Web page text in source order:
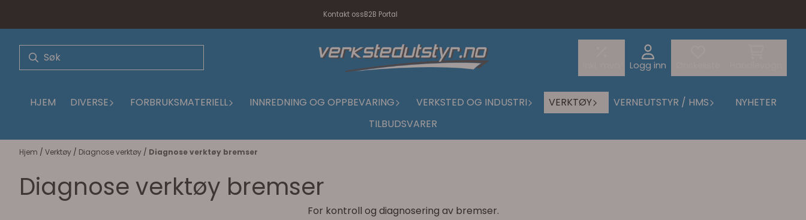
Kontakt ossB2B Portal
Logg inn
HJEM DIVERSE FORBRUKSMATERIELL INNREDNING OG OPPBEVARING VERKSTED OG INDUSTRI VERKTØY VERNEUTSTYR / HMS
NYHETER
TILBUDSVARER
Hjem / Verktøy / Diagnose verktøy / Diagnose verktøy bremser
Diagnose verktøy bremser
For kontroll og diagnosering av bremser.